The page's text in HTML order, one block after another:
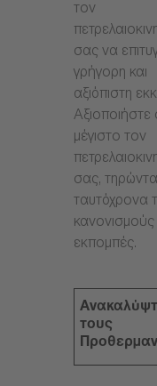
τον
σας να
γρήγορη και
αξιόπιστη
Αξιοποιήστε
μέγιστο τον
σας,
ταυτόχρονα
κανονισμούς
εκπομπές.
τους